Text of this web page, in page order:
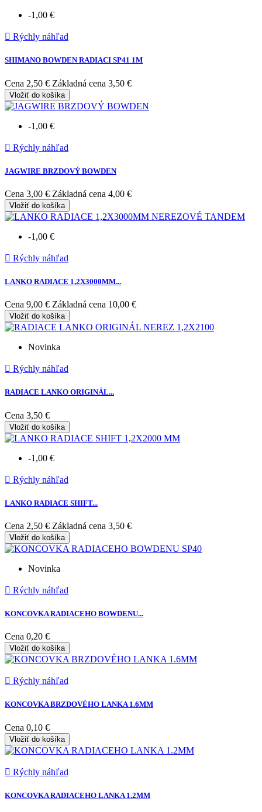
-1,00 €
 Rýchly náhľad
SHIMANO BOWDEN RADIACI SP41 1M
Cena 2,50 € Základná cena 3,50 €
Vložiť do košíka
-1,00 €
 Rýchly náhľad
JAGWIRE BRZDOVÝ BOWDEN
Cena 3,00 € Základná cena 4,00 €
Vložiť do košíka
-1,00 €
 Rýchly náhľad
LANKO RADIACE 1,2X3000MM...
Cena 9,00 € Základná cena 10,00 €
Vložiť do košíka
Novinka
 Rýchly náhľad
RADIACE LANKO ORIGINÁL...
Cena 3,50 €
Vložiť do košíka
-1,00 €
 Rýchly náhľad
LANKO RADIACE SHIFT...
Cena 2,50 € Základná cena 3,50 €
Vložiť do košíka
Novinka
 Rýchly náhľad
KONCOVKA RADIACEHO BOWDENU...
Cena 0,20 €
Vložiť do košíka
 Rýchly náhľad
KONCOVKA BRZDOVÉHO LANKA 1.6MM
Cena 0,10 €
Vložiť do košíka
 Rýchly náhľad
KONCOVKA RADIACEHO LANKA 1.2MM